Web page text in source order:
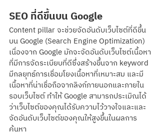
SEO ที่ดีขึ้นบน Google
Content pillar จะช่วยจัดอันดับเว็บไซต์ที่ดีขึ้น
บน Google (Search Engine Optimization)
เนื่องจาก Google มักจะจัดอันดับเว็บไซต์เนื้อหา
ที่มีการจัดระเบียบที่ดีซึ่งสร้างขึ้นจาก keyword
มีกลยุทธ์การเชื่อมโยงเนื้อหาที่เหมาะสม และมี
เนื้อหาที่น่าเชื่อถือจากลิงก์ภายนอกและภายใน
รอบเว็บไซต์ ทำให้ Google สามารถประเมิณได้
ว่าเว็บไซต์ของคุณได้รับความไว้วางใจและและ
จัดอันดับเว็บไซต์ของคุณให้สูงขึ้นในผลการ
ค้นหา